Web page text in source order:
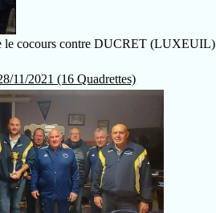
cocours contre DUCRET (LUXEUIL)
11/2021 (16 Quadrettes)